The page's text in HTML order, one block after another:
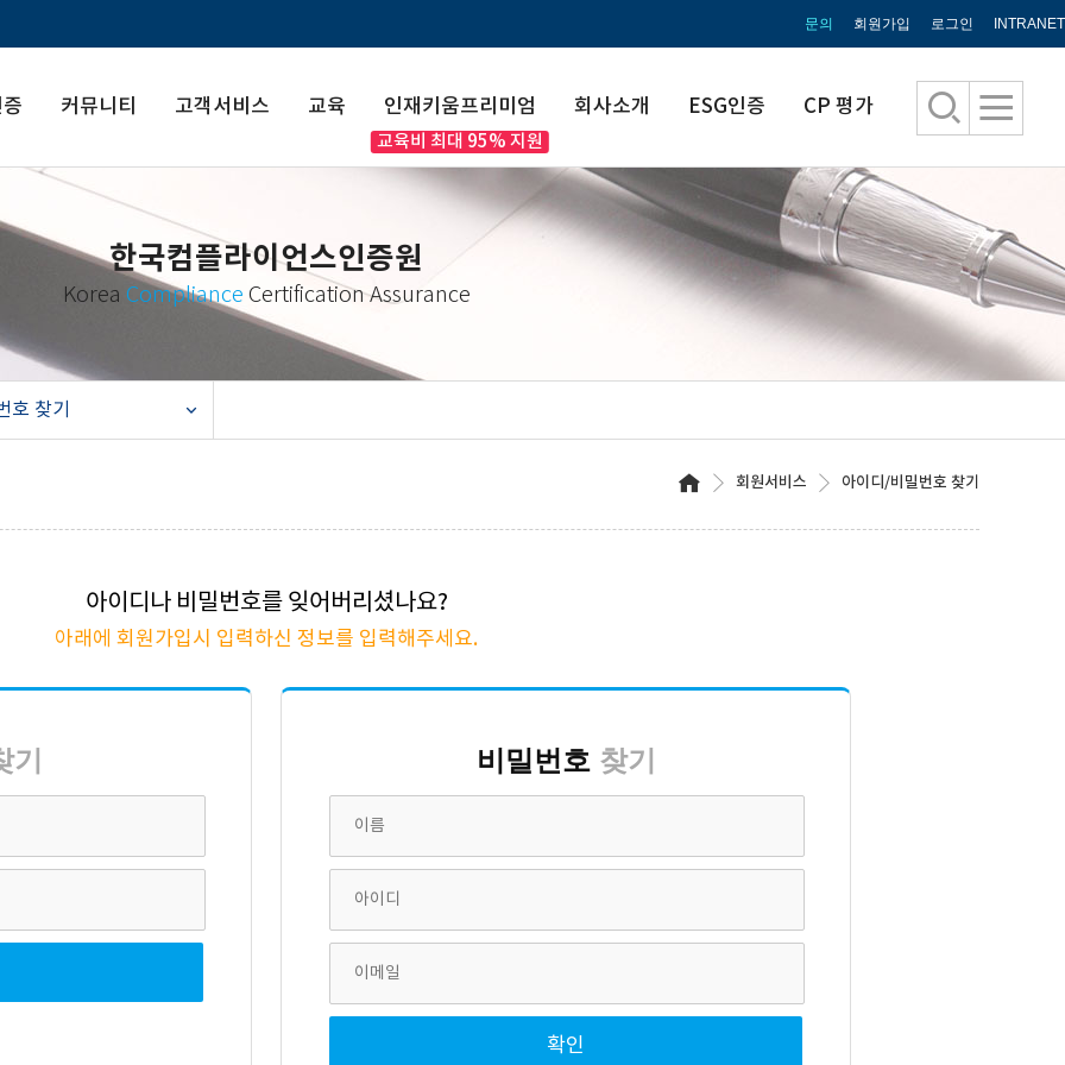
문의 회원가입 로그인 INTRANET
커뮤니티 고객서비스 교육 인재키움프리미엄 회사소개 ESG인증 CP 평가
한국컴플라이언스인증원
Korea Compliance Certification Assurance
호 찾기
회원서비스 아이디/비밀번호 찾기
아이디나 비밀번호를 잊어버리셨나요?
아래에 회원가입시 입력하신 정보를 입력해주세요.
기 비밀번호 찾기